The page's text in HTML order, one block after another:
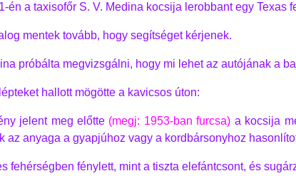
én a taxisofőr S. V. Medina kocsija lerobbant egy
mentek tovább, hogy segítséget kérjenek.
próbálta megvizsgálni, hogy mi lehet az autójának a
hallott mögötte a kavicsos úton:
jelent meg előtte (megj: 1953-ban furcsa) a kocsija
az anyaga a gyapjúhoz vagy a kordbársonyhoz
fehérségben fénylett, mint a tiszta elefántcsont, és